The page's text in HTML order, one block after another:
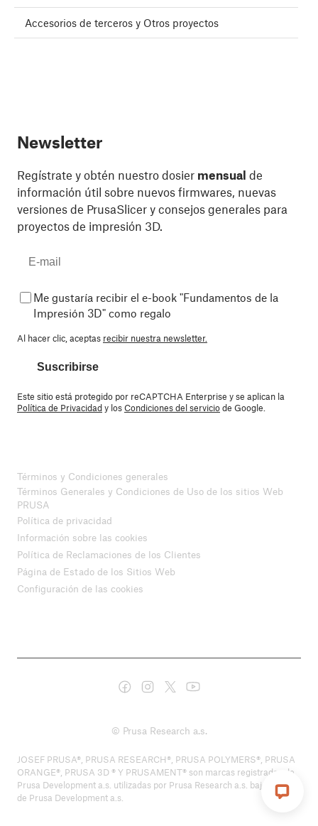
Accesorios de terceros y Otros proyectos
Newsletter
Regístrate y obtén nuestro dosier mensual de
información útil sobre nuevos firmwares, nuevas
versiones de PrusaSlicer y consejos generales para
proyectos de impresión 3D.
Me gustaría recibir el e-book "Fundamentos de la
Impresión 3D" como regalo
Al hacer clic, aceptas recibir nuestra newsletter.
Suscribirse
Este sitio está protegido por reCAPTCHA Enterprise y se aplican la
Política de Privacidady losCondiciones del serviciode Google.
Términos y Condiciones generales
Términos Generales y Condiciones de Uso de los sitios Web
PRUSA
Política de privacidad
Información sobre las cookies
Política de Reclamaciones de los Clientes
Página de Estado de los Sitios Web
Configuración de las cookies
© Prusa Research a.s.
JOSEF PRUSA®, PRUSA RESEARCH®, PRUSA POLYMERS®, PRUSA
ORANGE®, PRUSA 3D ® Y PRUSAMENT® son marcas registradas de
Prusa Development a.s. utilizadas por Prusa Research a.s. bajo licencia
de Prusa Development a.s.